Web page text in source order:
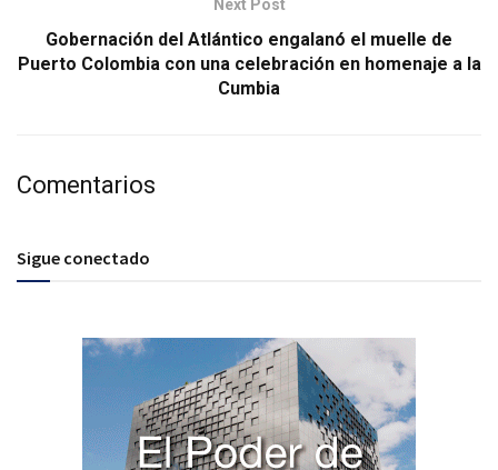
Next Post
Gobernación del Atlántico engalanó el muelle de
Puerto Colombia con una celebración en homenaje a la
Cumbia
Comentarios
Sigue conectado